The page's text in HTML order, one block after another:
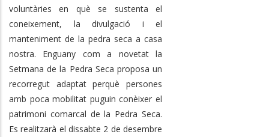
voluntàries en què se sustenta el
coneixement, la divulgació i el
manteniment de la pedra seca a casa
nostra. Enguany com a novetat la
Setmana de la Pedra Seca proposa un
recorregut adaptat perquè persones
amb poca mobilitat puguin conèixer el
patrimoni comarcal de la Pedra Seca.
Es realitzarà el dissabte 2 de desembre